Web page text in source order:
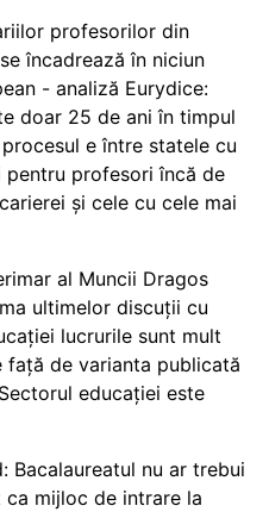
profesorilor din
încadrează în niciun
- analiză Eurydice:
doar 25 de ani în timpul
e între statele cu
pentru profesori încă de
și cele cu cele mai
al Muncii Dragos
ultimelor discuții cu
lucrurile sunt mult
față de varianta publicată
educației este
Bacalaureatul nu ar trebui
mijloc de intrare la